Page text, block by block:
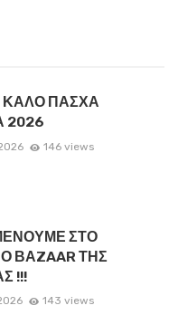
ΚΑΛΟ ΠΑΣΧΑ
2026
146 views
ΣΤΟ
ΒΑZAAR ΤΗΣ
!!!
143 views